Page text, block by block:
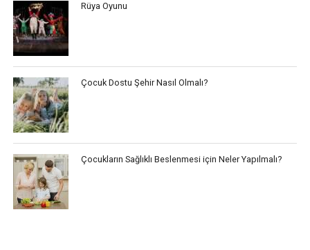
Rüya Oyunu
Çocuk Dostu Şehir Nasıl Olmalı?
Çocukların Sağlıklı Beslenmesi için Neler Yapılmalı?